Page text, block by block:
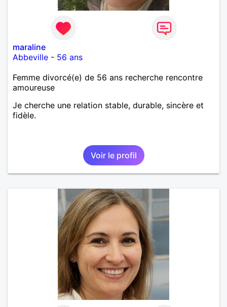
maraline
Abbeville - 56 ans
Femme divorcé(e) de 56 ans recherche rencontre
amoureuse
Je cherche une relation stable, durable, sincère et
fidèle.
Voir le profil